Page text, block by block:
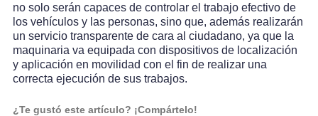
no solo serán capaces de controlar el trabajo efectivo de
los vehículos y las personas, sino que, además realizarán
un servicio transparente de cara al ciudadano, ya que la
maquinaria va equipada con dispositivos de localización
y aplicación en movilidad con el fin de realizar una
correcta ejecución de sus trabajos.
¿Te gustó este artículo? ¡Compártelo!